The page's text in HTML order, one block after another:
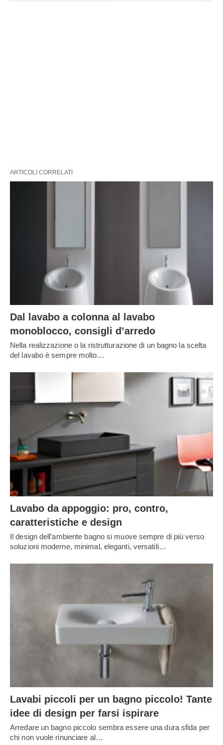
ARTICOLI CORRELATI
Dal lavabo a colonna al lavabo
monoblocco, consigli d’arredo
Nella realizzazione o la ristrutturazione di un bagno la scelta
del lavabo è sempre molto…
Lavabo da appoggio: pro, contro,
caratteristiche e design
Il design dell’ambiente bagno si muove sempre di più verso
soluzioni moderne, minimal, eleganti, versatili…
Lavabi piccoli per un bagno piccolo! Tante
idee di design per farsi ispirare
Arredare un bagno piccolo sembra essere una dura sfida per
chi non vuole rinunciare al…